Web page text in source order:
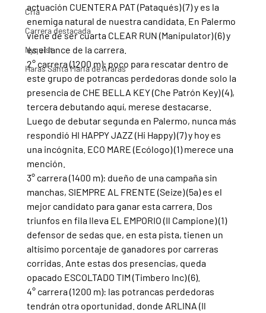
Cria
Carrera destacada
Nyquist
Haras Santa Maria de Araras
actuación CUENTERA PAT (Pataqués) (7) y es la
enemiga natural de nuestra candidata. En Palermo
viene de ser cuarta CLEAR RUN (Manipulator) (6) y
es el lance de la carrera.
2° carrera (1200 m): poco para rescatar dentro de
este grupo de potrancas perdedoras donde solo la
presencia de CHE BELLA KEY (Che Patrón Key) (4),
tercera debutando aquí, merese destacarse.
Luego de debutar segunda en Palermo, nunca más
respondió HI HAPPY JAZZ (Hi Happy) (7) y hoy es
una incógnita. ECO MARE (Ecólogo) (1) merece una
mención.
3° carrera (1400 m): dueño de una campaña sin
manchas, SIEMPRE AL FRENTE (Seize) (5a) es el
mejor candidato para ganar esta carrera. Dos
triunfos en fila lleva EL EMPORIO (Il Campione) (1)
defensor de sedas que, en esta pista, tienen un
altísimo porcentaje de ganadores por carreras
corridas. Ante estas dos presencias, queda
opacado ESCOLTADO TIM (Timbero Inc) (6).
4° carrera (1200 m): las potrancas perdedoras
tendrán otra oportunidad. donde ARLINA (Il